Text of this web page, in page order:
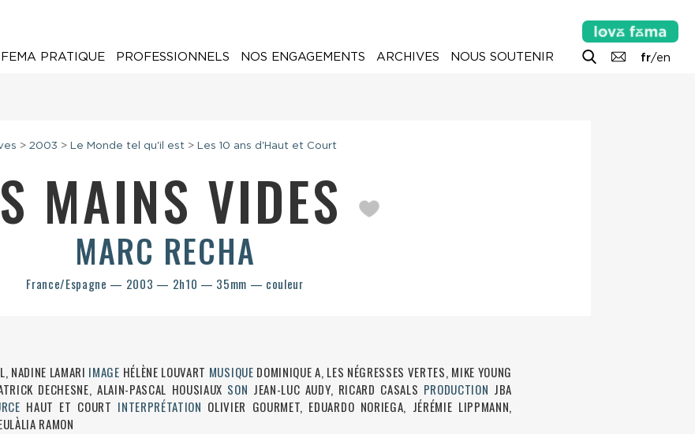
fr/en
FEMA PRATIQUE PROFESSIONNELS NOS ENGAGEMENTS ARCHIVES NOUS SOUTENIR
> 2003 > Le Monde tel qu'il est> Les 10 ans d'Haut et Court
MAINS VIDES
MARC RECHA
France/Espagne — 2003 — 2h10 — 35mm — couleur
NADINE LAMARI IMAGE HÉLÈNE LOUVART MUSIQUE DOMINIQUE A, LES NÉGRESSES VERTES, MIKE YOUNG
DECHESNE, ALAIN-PASCAL HOUSIAUX SON JEAN-LUC AUDY, RICARD CASALS PRODUCTION JBA
HAUT ET COURT INTERPRÉTATION OLIVIER GOURMET, EDUARDO NORIEGA, JÉRÉMIE LIPPMANN,
RAMON